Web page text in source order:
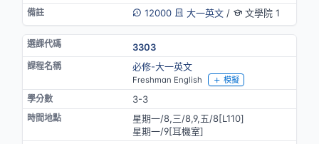
12000
大一英文/ 文學院 1
3303
必修-大一英文
Freshman English 模擬
3-3
星期一/8,三/8,9,五/8[L110]
星期一/9[耳機室]